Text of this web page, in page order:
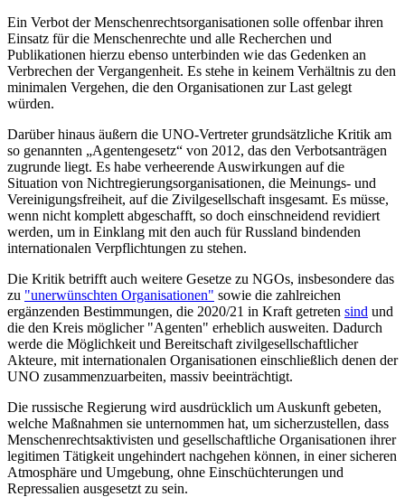
Ein Verbot der Menschenrechtsorganisationen solle offenbar ihren
Einsatz für die Menschenrechte und alle Recherchen und
Publikationen hierzu ebenso unterbinden wie das Gedenken an
Verbrechen der Vergangenheit. Es stehe in keinem Verhältnis zu den
minimalen Vergehen, die den Organisationen zur Last gelegt
würden.
Darüber hinaus äußern die UNO-Vertreter grundsätzliche Kritik am
so genannten „Agentengesetz“ von 2012, das den Verbotsanträgen
zugrunde liegt. Es habe verheerende Auswirkungen auf die
Situation von Nichtregierungsorganisationen, die Meinungs- und
Vereinigungsfreiheit, auf die Zivilgesellschaft insgesamt. Es müsse,
wenn nicht komplett abgeschafft, so doch einschneidend revidiert
werden, um in Einklang mit den auch für Russland bindenden
internationalen Verpflichtungen zu stehen.
Die Kritik betrifft auch weitere Gesetze zu NGOs, insbesondere das
zu "unerwünschten Organisationen" sowie die zahlreichen
ergänzenden Bestimmungen, die 2020/21 in Kraft getreten sind und
die den Kreis möglicher "Agenten" erheblich ausweiten. Dadurch
werde die Möglichkeit und Bereitschaft zivilgesellschaftlicher
Akteure, mit internationalen Organisationen einschließlich denen der
UNO zusammenzuarbeiten, massiv beeinträchtigt.
Die russische Regierung wird ausdrücklich um Auskunft gebeten,
welche Maßnahmen sie unternommen hat, um sicherzustellen, dass
Menschenrechtsaktivisten und gesellschaftliche Organisationen ihrer
legitimen Tätigkeit ungehindert nachgehen können, in einer sicheren
Atmosphäre und Umgebung, ohne Einschüchterungen und
Repressalien ausgesetzt zu sein.